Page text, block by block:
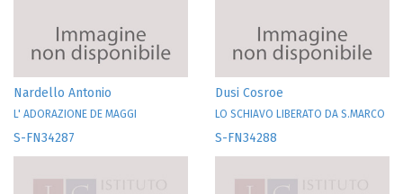
Nardello Antonio
L' ADORAZIONE DE MAGGI
Dusi Cosroe
LO SCHIAVO LIBERATO DA S.MARCO
S-FN34287 S-FN34288